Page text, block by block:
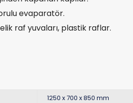
evaparatör.
raf yuvaları, plastik raflar.
1250 x 700 x 850 mm